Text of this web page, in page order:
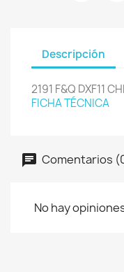
Descripción
2191 F&Q DXF11
FICHA TÉCNICA
Comentarios
No hay